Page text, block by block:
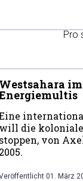
Pro
Westsahara
will die
stoppen, von
2005.
01. März